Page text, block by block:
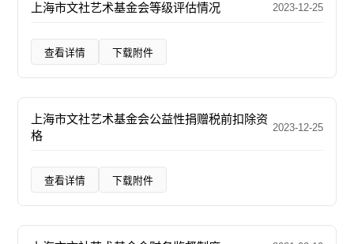
上海市文社艺术基金会等级评估情况 2023-12-25
查看详情 下载附件
上海市文社艺术基金会公益性捐赠税前扣除资
格
2023-12-25
查看详情 下载附件